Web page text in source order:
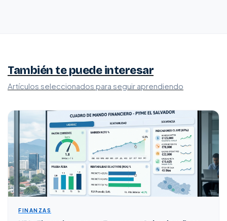
También te puede interesar
Artículos seleccionados para seguir aprendiendo
FINANZAS